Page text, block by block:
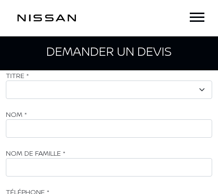
DEMANDER UN DEVIS
TITRE *
NOM *
NOM DE FAMILLE *
TÉLÉPHONE *